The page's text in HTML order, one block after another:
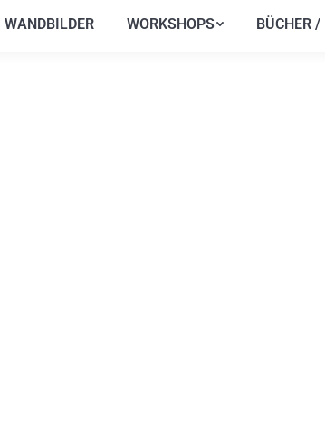
WANDBILDER WORKSHOPS BÜCHER /
WANDBILDER WORKSHOPS BÜCHER /